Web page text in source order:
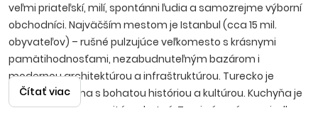
veľmi priateľskí, milí, spontánni ľudia a samo­zrejme výborní
obchodníci. Najväčším mestom je Istanbul (cca 15 mil.
obyvateľov) – rušné pulzujúce veľkomesto s krásnymi
pamätihodnosťami, nezabudnuteľným bazá­rom i
modernou architektúrou a infraštruktúrou. Turecko je
nádherná krajina s bohatou históriou a kultúrou. Kuchyňa je
mimoriadne rozmanitá a chutná, Turci sú v príprave jedla
Čítať viac